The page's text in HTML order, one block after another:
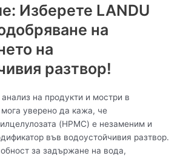
Изберете LANDU
на
на
разтвор!
на продукти и мостри в
мога уверено да кажа, че
(HPMC) е незаменим и
във водоустойчивия разтвор.
за задържане на вода,